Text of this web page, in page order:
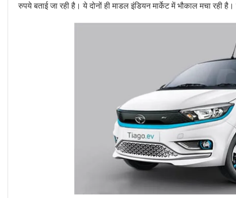
रुपये बताई जा रही है। ये दोनों ही माडल इंडियन मार्केट में भौकाल मचा